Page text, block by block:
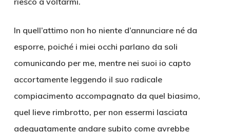
In quell’attimo non ho niente d’annunciare né da
esporre, poiché i miei occhi parlano da soli
comunicando per me, mentre nei suoi io capto
accortamente leggendo il suo radicale
compiacimento accompagnato da quel biasimo,
quel lieve rimbrotto, per non essermi lasciata
adeguatamente andare subito come avrebbe